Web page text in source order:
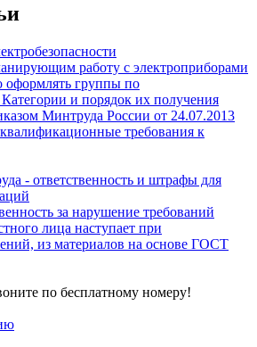
работу с электроприборами
оформлять группы по
Категории и порядок их получения
Минтруда России от 24.07.2013
требования к
- ответственность и штрафы для
за нарушение требований
лица наступает при
из материалов на основе ГОСТ
по бесплатному номеру!